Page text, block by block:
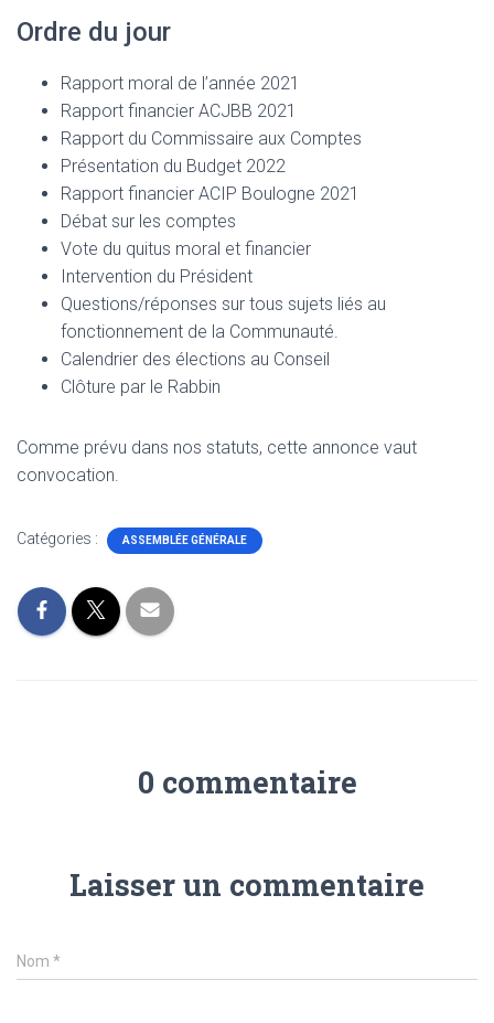
Ordre du jour
Rapport moral de l’année 2021
Rapport financier ACJBB 2021
Rapport du Commissaire aux Comptes
Présentation du Budget 2022
Rapport financier ACIP Boulogne 2021
Débat sur les comptes
Vote du quitus moral et financier
Intervention du Président
Questions/réponses sur tous sujets liés au
fonctionnement de la Communauté.
Calendrier des élections au Conseil
Clôture par le Rabbin
Comme prévu dans nos statuts, cette annonce vaut
convocation.
Catégories : ASSEMBLÉE GÉNÉRALE
0 commentaire
Laisser un commentaire
Nom *